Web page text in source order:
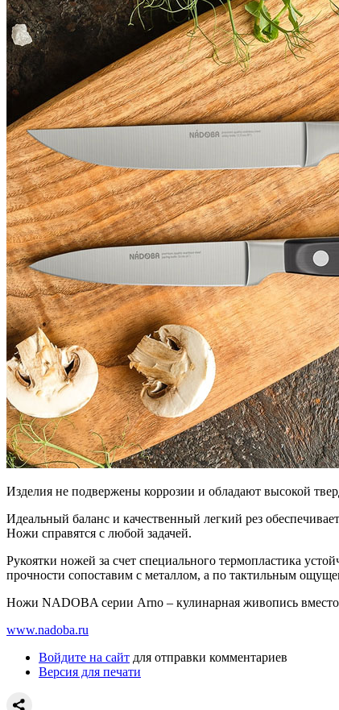
Изделия не подвержены коррозии и обладают высокой
Идеальный баланс и качественный легкий рез
Ножи справятся с любой задачей.
Рукоятки ножей за счет специального термопластика
прочности сопоставим с металлом, а по тактильным
Ножи NADOBA серии Arno – кулинарная живопись
www.nadoba.ru
Войдите на сайт для отправки комментариев
Версия для печати